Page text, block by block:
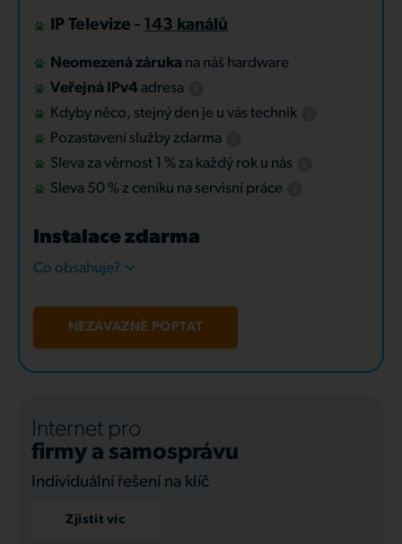
IP Televize - 143 kanálů
Neomezená záruka na náš hardware
Veřejná IPv4 adresa
Kdyby něco, stejný den je u vás technik
Pozastavení služby zdarma
Sleva za věrnost 1 % za každý rok u nás
Sleva 50 % z ceníku na servisní práce
Instalace zdarma
Co obsahuje?
NEZÁVAZNĚ POPTAT
Internet pro
firmy a samosprávu
Individuální řešení na klíč
Zjistit víc